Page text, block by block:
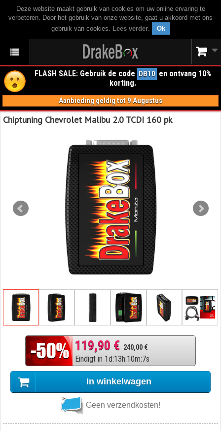
Deze website maakt gebruik van cookies om uw online ervaring te
verbeteren. Door het gebruik van onze website, gaat u akkoord met ons
gebruik van cookies. Lees verder. Ok
FLASH SALE: Gebruik de code DB10 en ontvang 10%
korting.
Aanbieding geldig tot 9 Augustus
Chiptuning Chevrolet Malibu 2.0 TCDI 160 pk
119,90 € 240,00 €
Eindigt in 1d:13h:10m:6s
In winkelwagen
Geen verzendkosten!